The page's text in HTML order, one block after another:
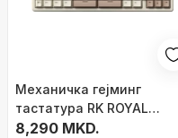
Механичка гејминг
тастатура RK ROYAL
KLUDGE M70, 75%, tri
8,290 MKD.